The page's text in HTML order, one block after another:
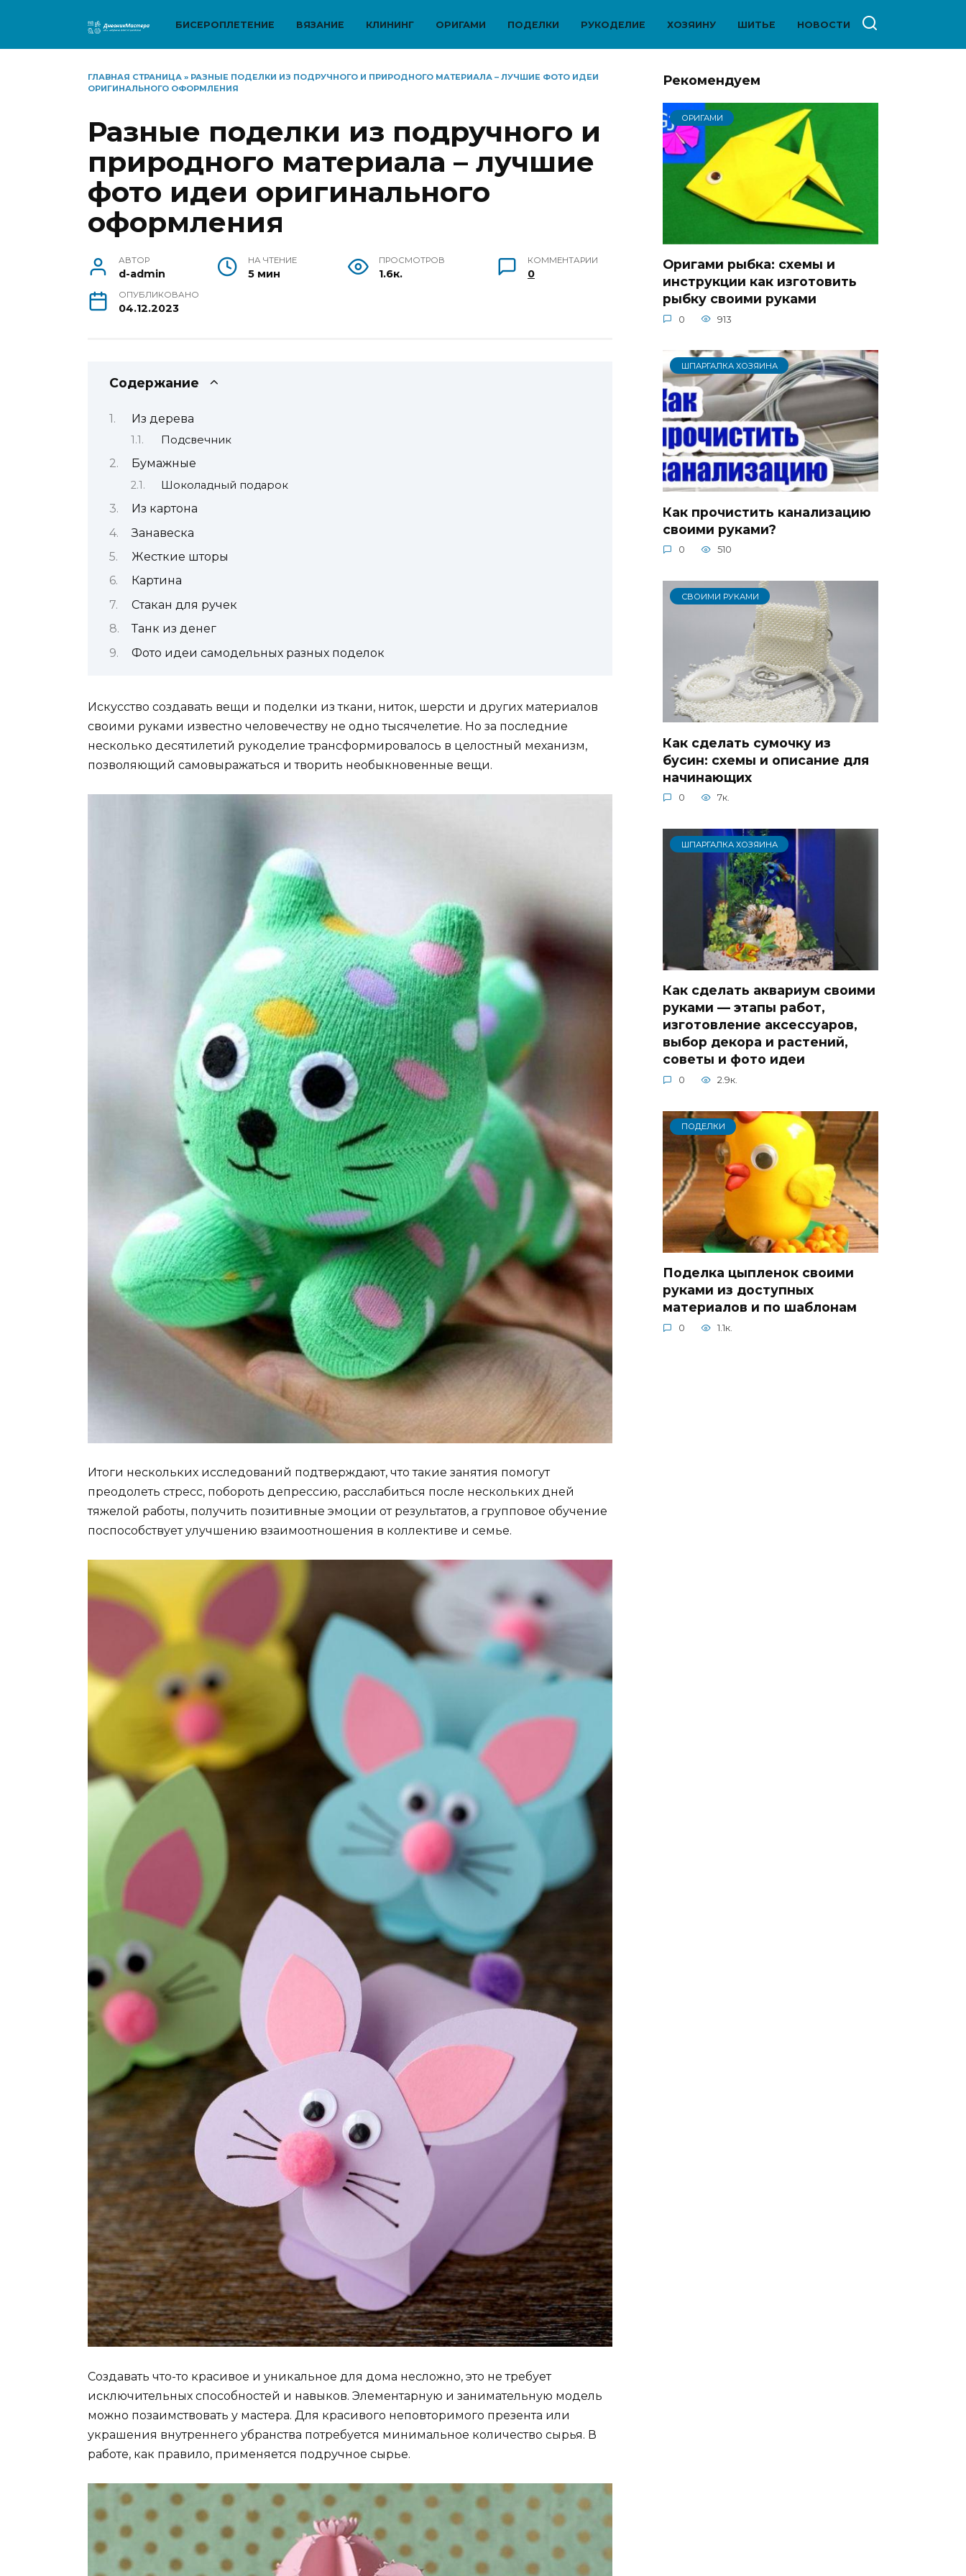
БИСЕРОПЛЕТЕНИЕ ВЯЗАНИЕ КЛИНИНГ ОРИГАМИ ПОДЕЛКИ РУКОДЕЛИЕ ХОЗЯИНУ ШИТЬЕ НОВОСТИ
ГЛАВНАЯ СТРАНИЦА » РАЗНЫЕ ПОДЕЛКИ ИЗ ПОДРУЧНОГО И ПРИРОДНОГО МАТЕРИАЛА – ЛУЧШИЕ ФОТО ИДЕИ
ОРИГИНАЛЬНОГО ОФОРМЛЕНИЯ
Разные поделки из подручного и
природного материала – лучшие
фото идеи оригинального
оформления
АВТОР
d-admin
НА ЧТЕНИЕ
5 мин
ПРОСМОТРОВ
1.6к.
КОММЕНТАРИИ
0
ОПУБЛИКОВАНО
04.12.2023
Содержание
Из дерева
Подсвечник
Бумажные
Шоколадный подарок
Из картона
Занавеска
Жесткие шторы
Картина
Стакан для ручек
Танк из денег
Фото идеи самодельных разных поделок
Искусство создавать вещи и поделки из ткани, ниток, шерсти и других материалов
своими руками известно человечеству не одно тысячелетие. Но за последние
несколько десятилетий рукоделие трансформировалось в целостный механизм,
позволяющий самовыражаться и творить необыкновенные вещи.
Итоги нескольких исследований подтверждают, что такие занятия помогут
преодолеть стресс, побороть депрессию, расслабиться после нескольких дней
тяжелой работы, получить позитивные эмоции от результатов, а групповое обучение
поспособствует улучшению взаимоотношения в коллективе и семье.
Создавать что-то красивое и уникальное для дома несложно, это не требует
исключительных способностей и навыков. Элементарную и занимательную модель
можно позаимствовать у мастера. Для красивого неповторимого презента или
украшения внутреннего убранства потребуется минимальное количество сырья. В
работе, как правило, применяется подручное сырье.
Рекомендуем
ОРИГАМИ
Оригами рыбка: схемы и
инструкции как изготовить
рыбку своими руками
0 913
ШПАРГАЛКА ХОЗЯИНА
Как прочистить канализацию
своими руками?
0 510
СВОИМИ РУКАМИ
Как сделать сумочку из
бусин: схемы и описание для
начинающих
0 7к.
ШПАРГАЛКА ХОЗЯИНА
Как сделать аквариум своими
руками — этапы работ,
изготовление аксессуаров,
выбор декора и растений,
советы и фото идеи
0 2.9к.
ПОДЕЛКИ
Поделка цыпленок своими
руками из доступных
материалов и по шаблонам
0 1.1к.